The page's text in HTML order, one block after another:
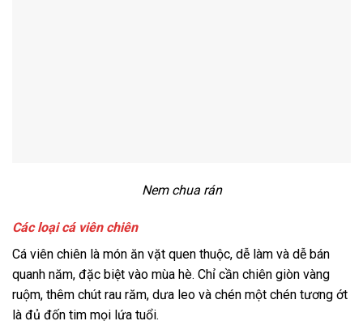
Nem chua rán
Các loại cá viên chiên
Cá viên chiên là món ăn vặt quen thuộc, dễ làm và dễ bán
quanh năm, đặc biệt vào mùa hè. Chỉ cần chiên giòn vàng
ruộm, thêm chút rau răm, dưa leo và chén một chén tương ớt
là đủ đốn tim mọi lứa tuổi.